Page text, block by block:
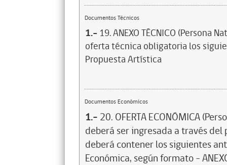
Documentos Técnicos
1.- 19. ANEXO TÉCNICO (Persona
oferta técnica obligatoria los
Propuesta Artística
Documentos Económicos
1.- 20. OFERTA ECONÓMICA
deberá ser ingresada a través
deberá contener los siguientes
Económica, según formato –